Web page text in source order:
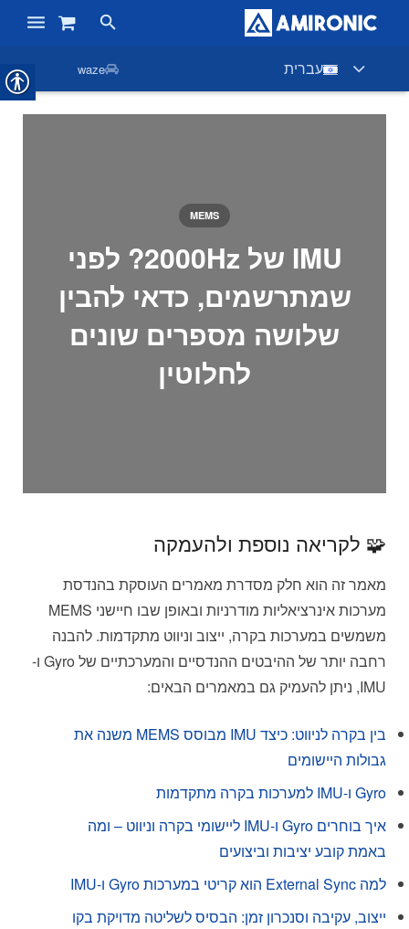
ראשי
צור קשר
עברית waze
IMU של 2000Hz? לפני
שמתרשמים, כדאי להבין
שלושה מספרים שונים
לחלוטין
MEMS
🧩 לקריאה נוספת ולהעמקה
מאמר זה הוא חלק מסדרת מאמרים העוסקת בהנדסת
מערכות אינרציאליות מודרניות ובאופן שבו חיישני MEMS
משמשים במערכות בקרה, ייצוב וניווט מתקדמות. להבנה
רחבה יותר של ההיבטים ההנדסיים והמערכתיים של Gyro ו-
IMU, ניתן להעמיק גם במאמרים הבאים:
בין בקרה לניווט: כיצד IMU מבוסס MEMS משנה את
גבולות היישומים
Gyro ו-IMU למערכות בקרה מתקדמות
איך בוחרים Gyro ו-IMU ליישומי בקרה וניווט – ומה
באמת קובע יציבות וביצועים
למה External Sync הוא קריטי במערכות Gyro ו-IMU
ייצוב, עקיבה וסנכרון זמן: הבסיס לשליטה מדויקת בקו